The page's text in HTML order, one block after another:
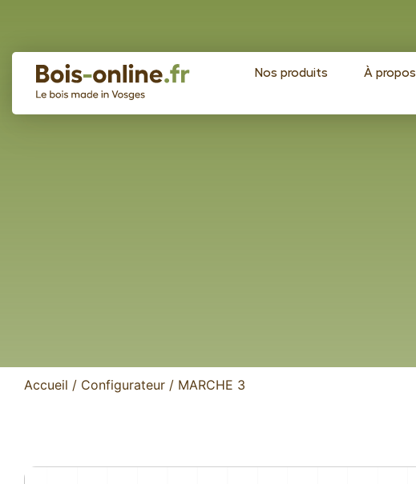
Nos produits À propos
Plateaux d’établis
Raidisseurs acier
Accueil / Configurateur / MARCHE 3